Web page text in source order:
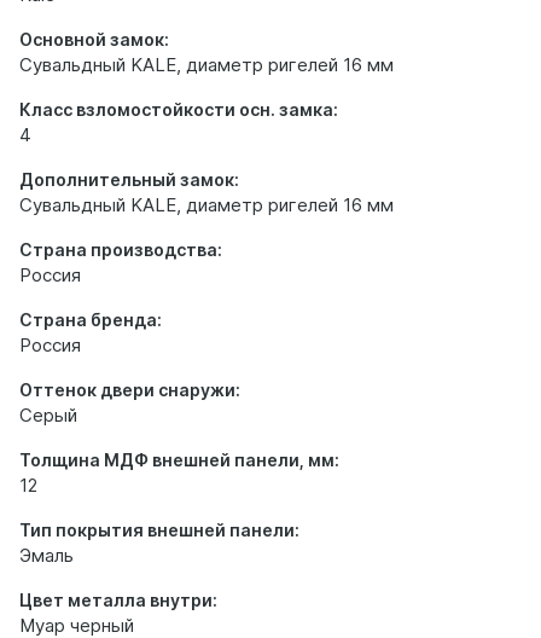
Основной замок:
Сувальдный KALE, диаметр ригелей 16 мм
Класс взломостойкости осн. замка:
4
Дополнительный замок:
Сувальдный KALE, диаметр ригелей 16 мм
Страна производства:
Россия
Страна бренда:
Россия
Оттенок двери снаружи:
Серый
Толщина МДФ внешней панели, мм:
12
Тип покрытия внешней панели:
Эмаль
Цвет металла внутри:
Муар черный